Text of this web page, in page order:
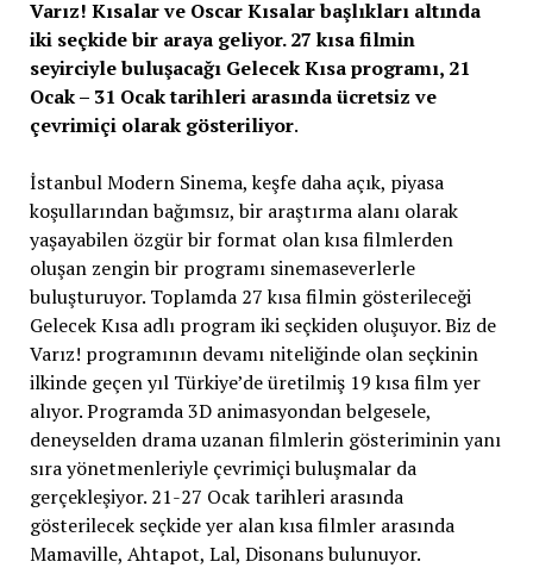
Varız! Kısalar ve Oscar Kısalar başlıkları altında
iki seçkide bir araya geliyor. 27 kısa filmin
seyirciyle buluşacağı Gelecek Kısa programı, 21
Ocak – 31 Ocak tarihleri arasında ücretsiz ve
çevrimiçi olarak gösteriliyor.
İstanbul Modern Sinema, keşfe daha açık, piyasa
koşullarından bağımsız, bir araştırma alanı olarak
yaşayabilen özgür bir format olan kısa filmlerden
oluşan zengin bir programı sinemaseverlerle
buluşturuyor. Toplamda 27 kısa filmin gösterileceği
Gelecek Kısa adlı program iki seçkiden oluşuyor. Biz de
Varız! programının devamı niteliğinde olan seçkinin
ilkinde geçen yıl Türkiye’de üretilmiş 19 kısa film yer
alıyor. Programda 3D animasyondan belgesele,
deneyselden drama uzanan filmlerin gösteriminin yanı
sıra yönetmenleriyle çevrimiçi buluşmalar da
gerçekleşiyor. 21-27 Ocak tarihleri arasında
gösterilecek seçkide yer alan kısa filmler arasında
Mamaville, Ahtapot, Lal, Disonans bulunuyor.